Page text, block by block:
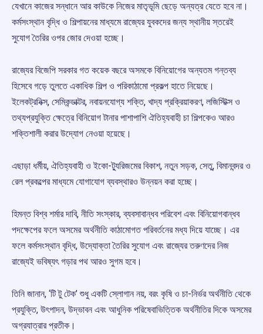
যেখানে কাজের সন্ধানে আর কাউকে নিজের মাতৃভূমি ছেড়ে অন্যত্র যেতে হবে না।
কর্মসংস্থান বৃদ্ধি ও শিল্পায়নের মাধ্যমে রাজ্যের যুবকদের জন্য স্থানীয় স্তরেই
সুযোগ তৈরির ওপর জোর দেওয়া হচ্ছে।
রাজ্যের বিজেপি সরকার গত কয়েক বছরে অসমকে বিনিয়োগের অন্যতম গন্তব্য
হিসেবে গড়ে তুলতে একাধিক শিল্প ও পরিকাঠামো প্রকল্প হাতে নিয়েছে।
ইলেকট্রনিক্স, সেমিকন্ডাক্টর, নবায়নযোগ্য শক্তি, খাদ্য প্রক্রিয়াকরণ, লজিস্টিক্স ও
তথ্যপ্রযুক্তি ক্ষেত্রে বিনিয়োগ টানার পাশাপাশি ঐতিহ্যবাহী চা শিল্পকেও আরও
শক্তিশালী করার উদ্যোগ নেওয়া হয়েছে।
এছাড়া ধর্মীয়, ঐতিহ্যবাহী ও ইকো-ট্যুরিজমের বিকাশ, নতুন সড়ক, সেতু, বিমানবন্দর ও
রেল প্রকল্পের মাধ্যমে যোগাযোগ ব্যবস্থারও উন্নয়ন করা হচ্ছে।
হিমন্ত বিশ্ব শর্মার দাবি, নীতি সংস্কার, ব্যবসাবান্ধব পরিবেশ এবং বিনিয়োগবান্ধব
পদক্ষেপের ফলে অসমের অর্থনীতি কাঠামোগত পরিবর্তনের মধ্য দিয়ে যাচ্ছে। এর
ফলে কর্মসংস্থান বৃদ্ধি, উদ্যোক্তা তৈরির সুযোগ এবং রাজ্যের তরুণদের নিজ
রাজ্যেই ভবিষ্যৎ গড়ার পথ আরও সুগম হবে।
তিনি জানান, ‘টি টু টেক’ শুধু একটি স্লোগান নয়, বরং কৃষি ও চা-নির্ভর অর্থনীতি থেকে
প্রযুক্তি, উৎপাদন, উদ্ভাবন এবং আধুনিক পরিষেবাভিত্তিক অর্থনীতির দিকে অসমের
অগ্রযাত্রার প্রতীক।